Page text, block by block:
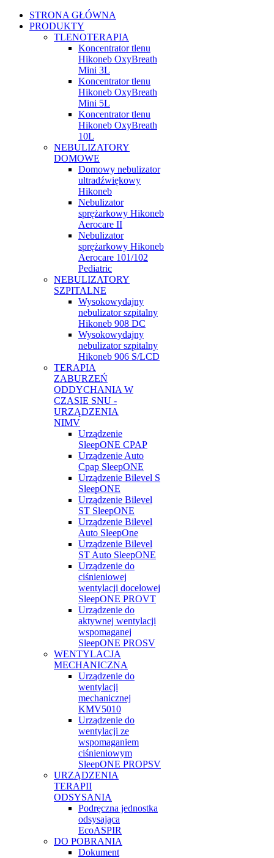
STRONA GŁÓWNA
PRODUKTY
TLENOTERAPIA
Koncentrator tlenu
Hikoneb OxyBreath
Mini 3L
Koncentrator tlenu
Hikoneb OxyBreath
Mini 5L
Koncentrator tlenu
Hikoneb OxyBreath
10L
NEBULIZATORY
DOMOWE
Domowy nebulizator
ultradźwiękowy
Hikoneb
Nebulizator
sprężarkowy Hikoneb
Aerocare II
Nebulizator
sprężarkowy Hikoneb
Aerocare 101/102
Pediatric
NEBULIZATORY
SZPITALNE
Wysokowydajny
nebulizator szpitalny
Hikoneb 908 DC
Wysokowydajny
nebulizator szpitalny
Hikoneb 906 S/LCD
TERAPIA
ZABURZEŃ
ODDYCHANIA W
CZASIE SNU -
URZĄDZENIA
NIMV
Urządzenie
SleepONE CPAP
Urządzenie Auto
Cpap SleepONE
Urządzenie Bilevel S
SleepONE
Urządzenie Bilevel
ST SleepONE
Urządzenie Bilevel
Auto SleepOne
Urządzenie Bilevel
ST Auto SleepONE
Urządzenie do
ciśnieniowej
wentylacji docelowej
SleepONE PROVT
Urządzenie do
aktywnej wentylacji
wspomaganej
SleepONE PROSV
WENTYLACJA
MECHANICZNA
Urządzenie do
wentylacji
mechanicznej
KMV5010
Urządzenie do
wentylacji ze
wspomaganiem
ciśnieniowym
SleepONE PROPSV
URZĄDZENIA
TERAPII
ODSYSANIA
Podręczna jednostka
odsysająca
EcoASPIR
DO POBRANIA
Dokument